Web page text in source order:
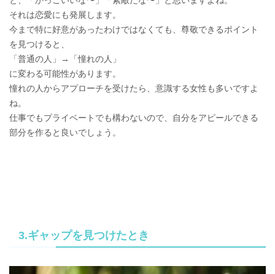
それは恋愛にも発展します。
今まで特に好意があったわけではなくても、尊敬できるポイント
を見つけると、
「普通の人」→「憧れの人」
に変わる可能性があります。
憧れの人からアプローチを受けたら、意識する女性も多いですよ
ね。
仕事でもプライベートでも構わないので、自分をアピールできる
部分を作ると良いでしょう。
3.ギャップを見つけたとき